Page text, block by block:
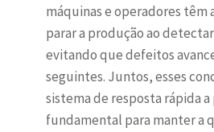
máquinas e operadores têm
parar a produção ao
evitando que defeitos
seguintes. Juntos, esses
sistema de resposta rápida
fundamental para manter a